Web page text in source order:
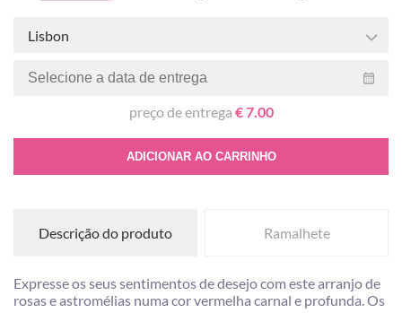
Lisbon
preço de entrega € 7.00
ADICIONAR AO CARRINHO
Descrição do produto Ramalhete
Expresse os seus sentimentos de desejo com este arranjo de
rosas e astromélias numa cor vermelha carnal e profunda. Os